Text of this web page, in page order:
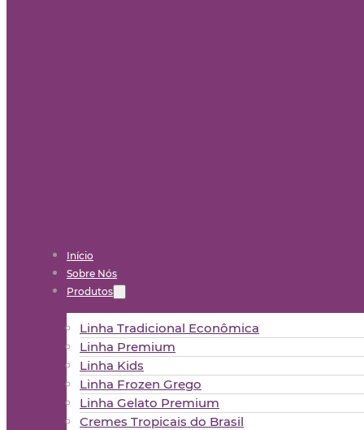
Início
Sobre Nós
Produtos
Linha Tradicional Econômica
Linha Premium
Linha Kids
Linha Frozen Grego
Linha Gelato Premium
Cremes Tropicais do Brasil